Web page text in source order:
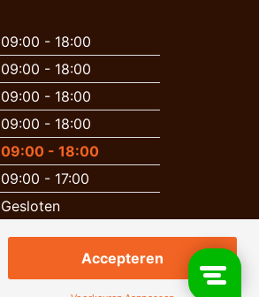
09:00 - 18:00
09:00 - 18:00
09:00 - 18:00
09:00 - 18:00
09:00 - 18:00
09:00 - 17:00
Gesloten
Accepteren